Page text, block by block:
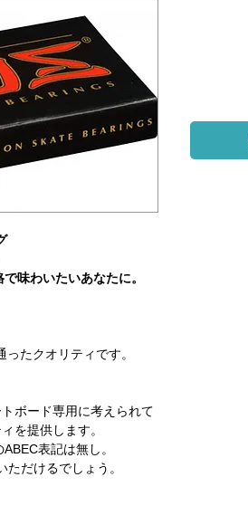
味わいたいあなたに。
たクオリティです。
ボード専用に考えられて
を提供します。
表記は無し。
だけるでしょう。